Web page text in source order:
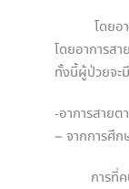
โดยอากา
โดยอาการส
ทั้งนี้ผู้ป่วยจะ
-อาการสาย
– จากการศึ
การที่คนเ